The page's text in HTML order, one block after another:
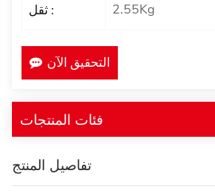
ثقل : 2.55Kg
التحقيق الآن
فئات المنتجات
تفاصيل المنتج